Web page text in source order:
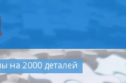
на 2000 деталей